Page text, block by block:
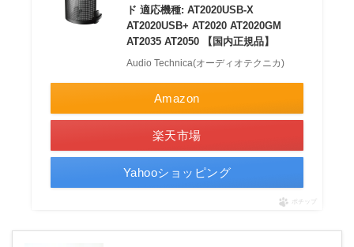
ド 適応機種: AT2020USB-X
AT2020USB+ AT2020 AT2020GM
AT2035 AT2050 【国内正規品】
Audio Technica(オーディオテクニカ)
Amazon
楽天市場
Yahooショッピング
ポチップ